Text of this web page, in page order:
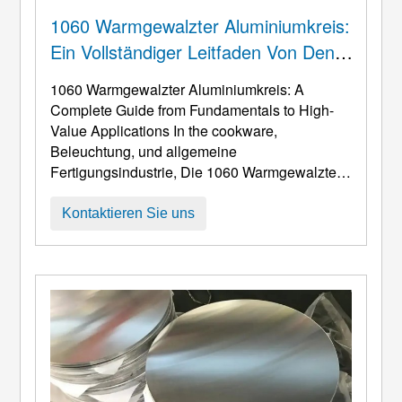
1060 Warmgewalzter Aluminiumkreis:
Ein Vollständiger Leitfaden Von Den
Grundlagen Bis Hin Zu Hochwertigen
Anwendungen
1060 Warmgewalzter Aluminiumkreis:A
Complete Guide from Fundamentals to High-
Value Applications In the cookware,
Beleuchtung, und allgemeine
Fertigungsindustrie, Die 1060 Warmgewalzte
Rolle. Dieser runde Rohling, Hergestellt aus
und ähnlichen Prozessen aufgrund seiner
außergewöhnlichen Formbarkeit,
Wärmeleitfähigkeit, ein ...
Kontaktieren Sie uns